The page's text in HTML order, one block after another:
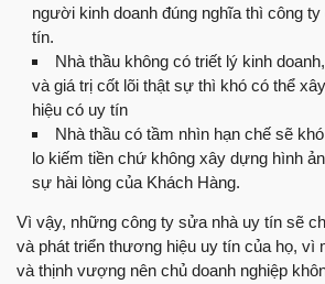
người kinh doanh đúng nghĩa thì công
tín.
Nhà thầu không có triết lý kinh
và giá trị cốt lõi thật sự thì khó có thể
hiệu có uy tín
Nhà thầu có tầm nhìn hạn chế sẽ
lo kiếm tiền chứ không xây dựng hình
sự hài lòng của Khách Hàng.
Vì vậy, những công ty sửa nhà uy tín sẽ
và phát triển thương hiệu uy tín của họ, vì
và thịnh vượng nên chủ doanh nghiệp